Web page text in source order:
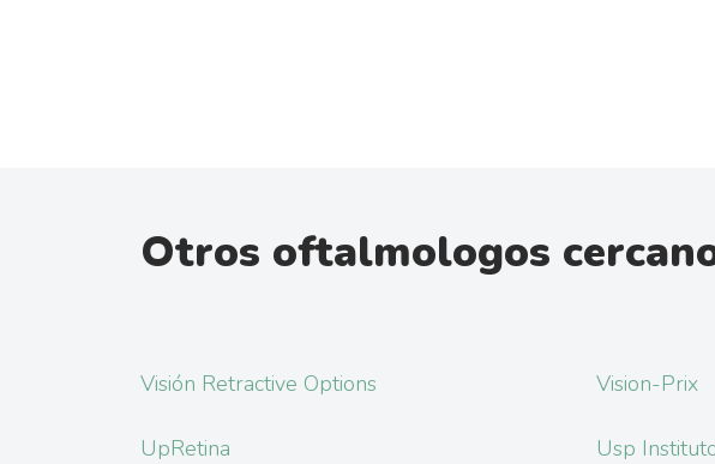
Otros oftalmologos
Visión Retractive Options Vision-Prix
UpRetina
Usp